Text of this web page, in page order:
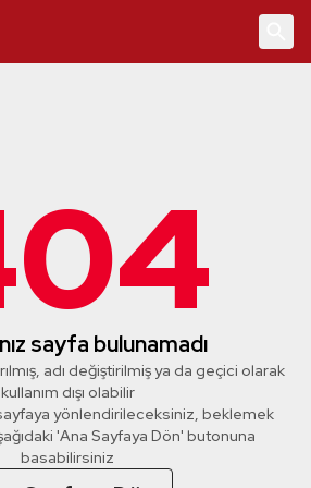
sayfa bulunamadı
adı değiştirilmiş ya da geçici olarak
kullanım dışı olabilir
yönlendirileceksiniz, beklemek
'Ana Sayfaya Dön' butonuna
basabilirsiniz